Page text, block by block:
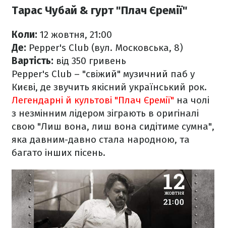
Тарас Чубай & гурт "Плач Єремії"
Коли: 12 жовтня, 21:00
Де: Pepper's Club (вул. Московська, 8)
Вартість: від 350 гривень
Pepper's Club – "свіжий" музичний паб у
Києві, де звучить якісний український рок.
Легендарні й культові "Плач Єремії" на чолі
з незмінним лідером зіграють в оригіналі
свою "Лиш вона, лиш вона сидітиме сумна",
яка давним-давно стала народною, та
багато інших пісень.